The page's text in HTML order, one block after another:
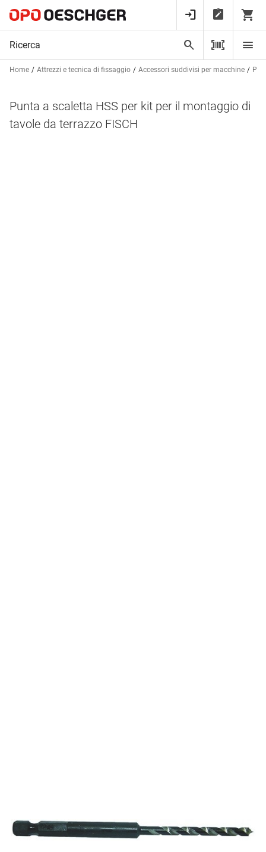
Home Attrezzi e tecnica di fissaggio Accessori suddivisi per macchine
Punta a scaletta HSS per kit per il montaggio di
tavole da terrazzo FISCH